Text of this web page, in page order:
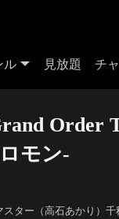
ル 見放題 チ
Order
モン-
ター（高石あかり）千